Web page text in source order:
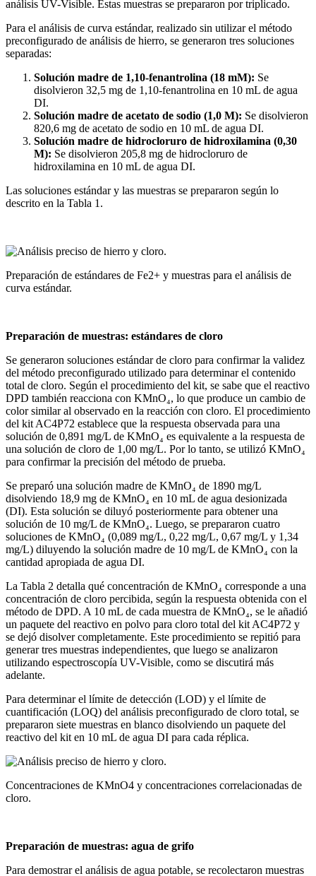
análisis UV-Visible. Estas muestras se prepararon por triplicado.
Para el análisis de curva estándar, realizado sin utilizar el método
preconfigurado de análisis de hierro, se generaron tres soluciones
separadas:
Solución madre de 1,10-fenantrolina (18 mM): Se
disolvieron 32,5 mg de 1,10-fenantrolina en 10 mL de agua
DI.
Solución madre de acetato de sodio (1,0 M): Se disolvieron
820,6 mg de acetato de sodio en 10 mL de agua DI.
Solución madre de hidrocloruro de hidroxilamina (0,30
M): Se disolvieron 205,8 mg de hidrocloruro de
hidroxilamina en 10 mL de agua DI.
Las soluciones estándar y las muestras se prepararon según lo
descrito en la Tabla 1.
Preparación de estándares de Fe2+ y muestras para el análisis de
curva estándar.
Preparación de muestras: estándares de cloro
Se generaron soluciones estándar de cloro para confirmar la validez
del método preconfigurado utilizado para determinar el contenido
total de cloro. Según el procedimiento del kit, se sabe que el reactivo
DPD también reacciona con KMnO₄, lo que produce un cambio de
color similar al observado en la reacción con cloro. El procedimiento
del kit AC4P72 establece que la respuesta observada para una
solución de 0,891 mg/L de KMnO₄ es equivalente a la respuesta de
una solución de cloro de 1,00 mg/L. Por lo tanto, se utilizó KMnO₄
para confirmar la precisión del método de prueba.
Se preparó una solución madre de KMnO₄ de 1890 mg/L
disolviendo 18,9 mg de KMnO₄ en 10 mL de agua desionizada
(DI). Esta solución se diluyó posteriormente para obtener una
solución de 10 mg/L de KMnO₄. Luego, se prepararon cuatro
soluciones de KMnO₄ (0,089 mg/L, 0,22 mg/L, 0,67 mg/L y 1,34
mg/L) diluyendo la solución madre de 10 mg/L de KMnO₄ con la
cantidad apropiada de agua DI.
La Tabla 2 detalla qué concentración de KMnO₄ corresponde a una
concentración de cloro percibida, según la respuesta obtenida con el
método de DPD. A 10 mL de cada muestra de KMnO₄, se le añadió
un paquete del reactivo en polvo para cloro total del kit AC4P72 y
se dejó disolver completamente. Este procedimiento se repitió para
generar tres muestras independientes, que luego se analizaron
utilizando espectroscopía UV-Visible, como se discutirá más
adelante.
Para determinar el límite de detección (LOD) y el límite de
cuantificación (LOQ) del análisis preconfigurado de cloro total, se
prepararon siete muestras en blanco disolviendo un paquete del
reactivo del kit en 10 mL de agua DI para cada réplica.
Concentraciones de KMnO4 y concentraciones correlacionadas de
cloro.
Preparación de muestras: agua de grifo
Para demostrar el análisis de agua potable, se recolectaron muestras